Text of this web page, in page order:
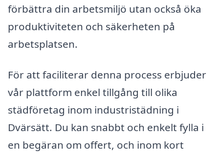
förbättra din arbetsmiljö utan också öka
produktiviteten och säkerheten på
arbetsplatsen.
För att faciliterar denna process erbjuder
vår plattform enkel tillgång till olika
städföretag inom industristädning i
Dvärsätt. Du kan snabbt och enkelt fylla i
en begäran om offert, och inom kort